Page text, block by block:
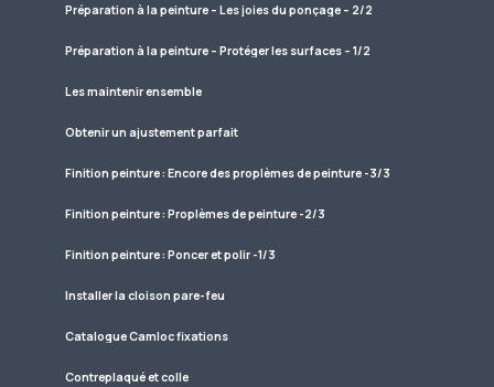
Préparation à la peinture – Les joies du ponçage – 2/2
Préparation à la peinture – Protéger les surfaces – 1/2
Les maintenir ensemble
Obtenir un ajustement parfait
Finition peinture : Encore des proplèmes de peinture -3/3
Finition peinture : Proplèmes de peinture -2/3
Finition peinture : Poncer et polir -1/3
Installer la cloison pare-feu
Catalogue Camloc fixations
Contreplaqué et colle